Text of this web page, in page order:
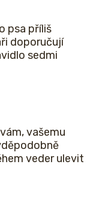
psa příliš
doporučují
sedmi
vašemu
veder ulevit